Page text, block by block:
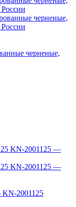
черненые,
2001125